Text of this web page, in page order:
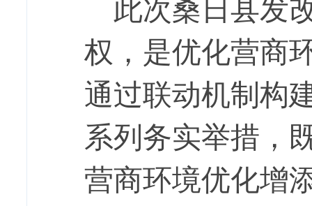
此次桑日县发
权，是优化营商
通过联动机制构
系列务实举措，
营商环境优化增